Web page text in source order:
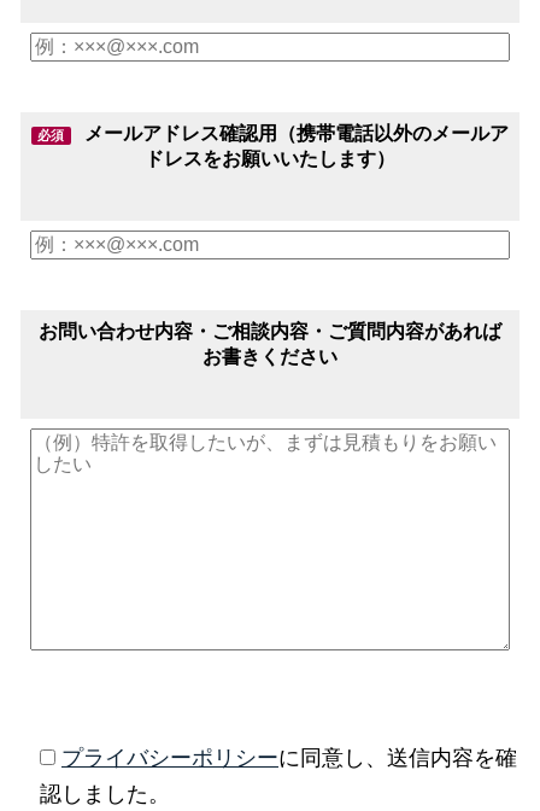
必須
メールアドレス確認用（携帯電話以外のメールア
ドレスをお願いいたします）
お問い合わせ内容・ご相談内容・ご質問内容があれば
お書きください
プライバシーポリシーに同意し、送信内容を確
認しました。